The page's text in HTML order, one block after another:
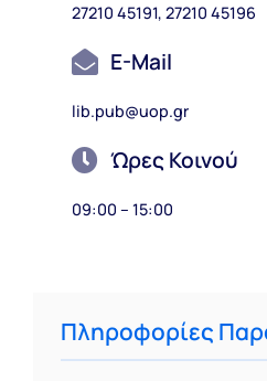
27210 45191, 27210 45196
E-Mail
lib.pub@uop.gr
Ώρες Κοινού
09:00 – 15:00
Πληροφορίες